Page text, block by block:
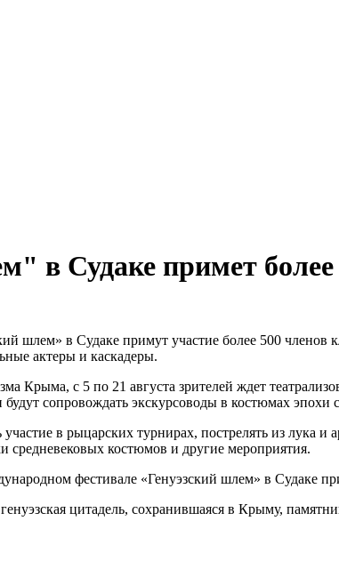
в Судаке примет более
шлем» в Судаке примут участие более 500 членов
актеры и каскадеры.
Крыма, с 5 по 21 августа зрителей ждет
сопровождать экскурсоводы в костюмах эпохи
в рыцарских турнирах, пострелять из лука
костюмов и другие мероприятия.
фестивале «Генуэзский шлем» в Судаке
цитадель, сохранившаяся в Крыму,